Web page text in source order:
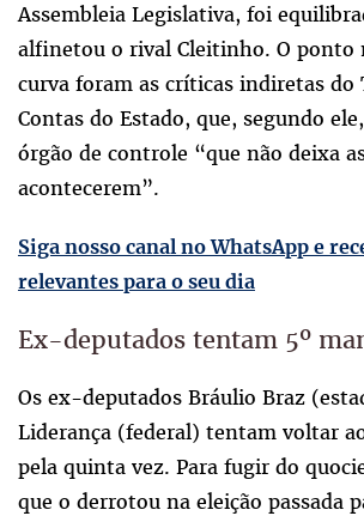
Assembleia Legislativa, foi
alfinetou o rival Cleitinho. O ponto
curva foram as críticas indiretas do
Contas do Estado, que, segundo
órgão de controle “que não deixa
acontecerem”.
Siga nosso canal no WhatsApp e
relevantes para o seu dia
Ex-deputados tentam 5º
Os ex-deputados Bráulio Braz
Liderança (federal) tentam voltar
pela quinta vez. Para fugir do
que o derrotou na eleição passada